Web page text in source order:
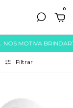
0
MOTIVA
Filtrar